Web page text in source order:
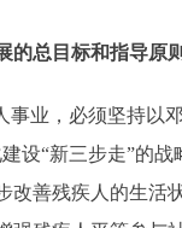
的总目标和指导原
业，必须坚持以邓
设“新三步走”的
改善残疾人的生